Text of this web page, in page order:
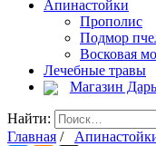
Апинастойки
Прополис
Подмор
Восковая
Лечебные травы
Магазин
Найти:
Главная /